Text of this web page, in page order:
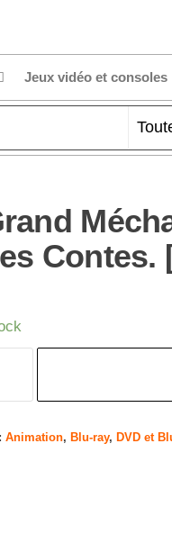
Jeux vidéo et consoles
Contes.
Animation, Blu-ray, DVD et